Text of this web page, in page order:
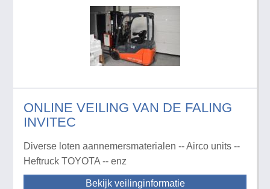
ONLINE VEILING VAN DE FALING
INVITEC
Diverse loten aannemersmaterialen -- Airco units --
Heftruck TOYOTA -- enz
Bekijk veilinginformatie